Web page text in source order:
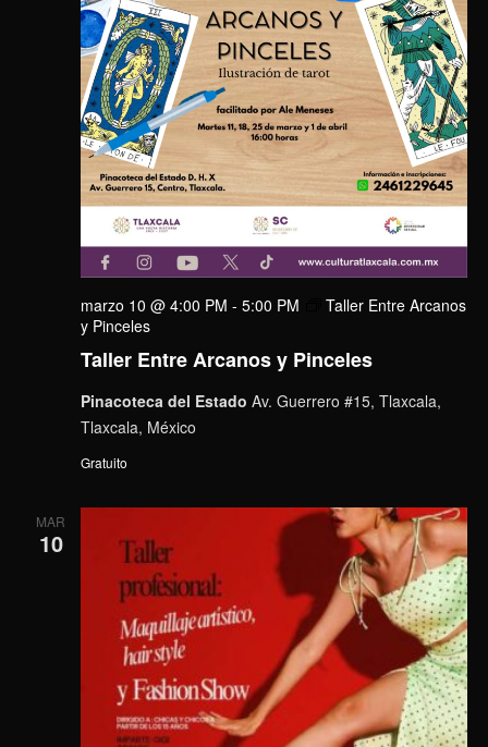
Taller Entre Arcanos y Pinceles
marzo 10 @ 4:00 PM - 5:00 PM
Taller Entre Arcanos
y Pinceles
Pinacoteca del Estado Av. Guerrero #15, Tlaxcala,
Tlaxcala, México
Gratuito
MAR
10